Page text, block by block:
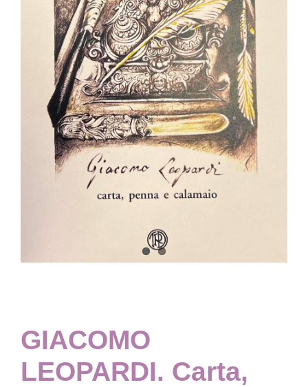
Collezione
Contatti e biglietti
Accessibilità
GIACOMO
LEOPARDI. Carta,